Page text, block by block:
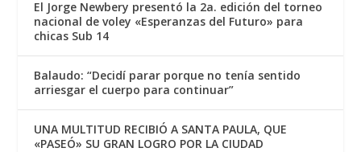
El Jorge Newbery presentó la 2a. edición del torneo
nacional de voley «Esperanzas del Futuro» para
chicas Sub 14
Balaudo: “Decidí parar porque no tenía sentido
arriesgar el cuerpo para continuar”
UNA MULTITUD RECIBIÓ A SANTA PAULA, QUE
«PASEÓ» SU GRAN LOGRO POR LA CIUDAD